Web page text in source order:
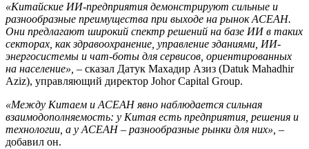
«Китайские ИИ-предприятия демонстрируют сильные и
разнообразные преимущества при выходе на рынок АСЕАН.
Они предлагают широкий спектр решений на базе ИИ в таких
секторах, как здравоохранение, управление зданиями, ИИ-
энергосистемы и чат-боты для сервисов, ориентированных
на население», – сказал Датук Махадир Азиз (Datuk Mahadhir
Aziz), управляющий директор Johor Capital Group.
«Между Китаем и АСЕАН явно наблюдается сильная
взаимодополняемость: у Китая есть предприятия, решения и
технологии, а у АСЕАН – разнообразные рынки для них», –
добавил он.